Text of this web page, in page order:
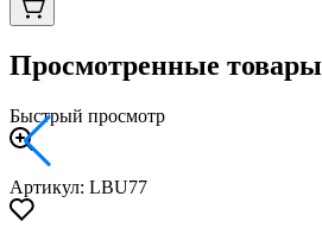
Просмотренные товары
Быстрый просмотр
Артикул: LBU77